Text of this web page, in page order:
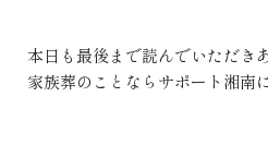
本日も最後まで読んでいただき
家族葬のことならサポート湘南